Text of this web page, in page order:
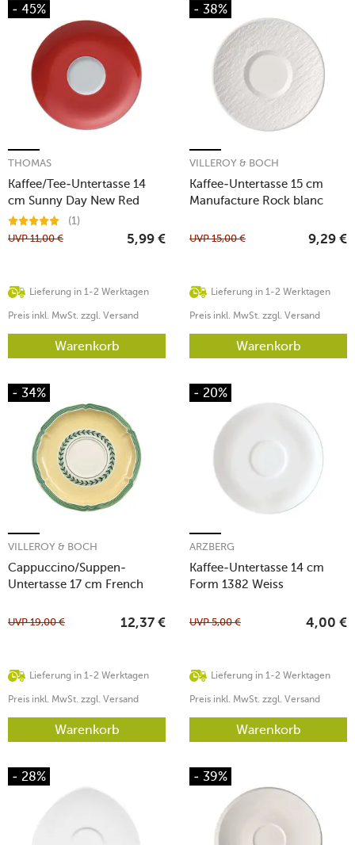
- 45%
Kaffee/Tee-Untertasse 14
cm Sunny Day New Red
THOMAS
(1)
Lieferung in 1-2 Werktagen
UVP11,00 € 5,99 €
Preis inkl. MwSt. zzgl. Versand
Warenkorb
- 38%
Kaffee-Untertasse 15 cm
Manufacture Rock blanc
VILLEROY & BOCH
Lieferung in 1-2 Werktagen
UVP15,00 € 9,29 €
Preis inkl. MwSt. zzgl. Versand
Warenkorb
- 34%
Cappuccino/Suppen-
Untertasse 17 cm French
VILLEROY & BOCH
Lieferung in 1-2 Werktagen
UVP19,00 € 12,37 €
Preis inkl. MwSt. zzgl. Versand
Warenkorb
- 20%
Kaffee-Untertasse 14 cm
Form 1382 Weiss
ARZBERG
Lieferung in 1-2 Werktagen
UVP5,00 € 4,00 €
Preis inkl. MwSt. zzgl. Versand
Warenkorb
- 28% - 39%